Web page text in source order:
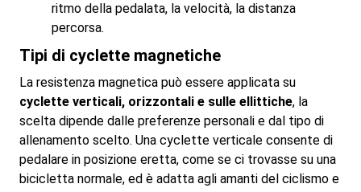
ritmo della pedalata, la velocità, la distanza
percorsa.
Tipi di cyclette magnetiche
La resistenza magnetica può essere applicata su
cyclette verticali, orizzontali e sulle ellittiche, la
scelta dipende dalle preferenze personali e dal tipo di
allenamento scelto. Una cyclette verticale consente di
pedalare in posizione eretta, come se ci trovasse su una
bicicletta normale, ed è adatta agli amanti del ciclismo e